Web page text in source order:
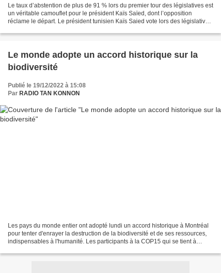
Le taux d’abstention de plus de 91 % lors du premier tour des législatives est
un véritable camouflet pour le président Kaïs Saïed, dont l’opposition
réclame le départ. Le président tunisien Kaïs Saied vote lors des législatives,
Le monde adopte un accord historique sur la
biodiversité
Publié le 19/12/2022 à 15:08
Par RADIO TAN KONNON
Les pays du monde entier ont adopté lundi un accord historique à Montréal
pour tenter d'enrayer la destruction de la biodiversité et de ses ressources,
indispensables à l'humanité. Les participants à la COP15 qui se tient à